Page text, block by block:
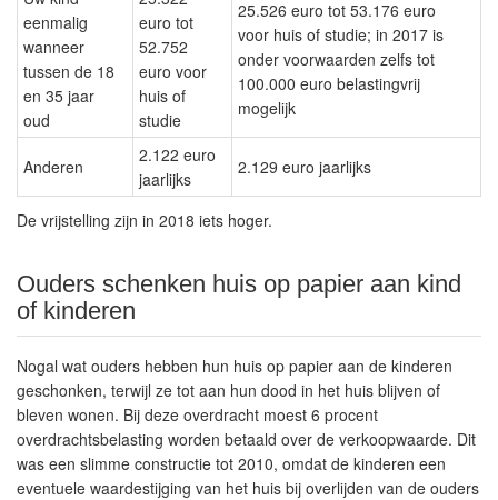
eenmalig
wanneer
tussen de 18
en 35 jaar
oud
euro tot
52.752
euro voor
huis of
studie
25.526 euro tot 53.176 euro
voor huis of studie; in 2017 is
onder voorwaarden zelfs tot
100.000 euro belastingvrij
mogelijk
Anderen
2.122 euro
jaarlijks
2.129 euro jaarlijks
De vrijstelling zijn in 2018 iets hoger.
Ouders schenken huis op papier aan kind
of kinderen
Nogal wat ouders hebben hun huis op papier aan de kinderen
geschonken, terwijl ze tot aan hun dood in het huis blijven of
bleven wonen. Bij deze overdracht moest 6 procent
overdrachtsbelasting worden betaald over de verkoopwaarde. Dit
was een slimme constructie tot 2010, omdat de kinderen een
eventuele waardestijging van het huis bij overlijden van de ouders